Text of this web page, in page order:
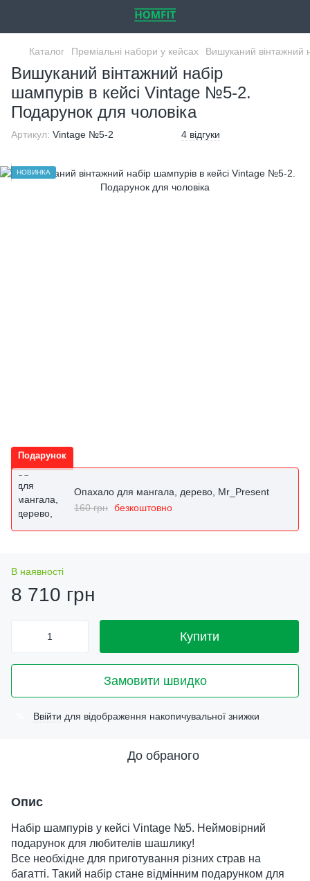
Каталог Преміальні набори у кейсах Вишуканий вінтажний
Вишуканий вінтажний набір
шампурів в кейсі Vintage №5-2.
Подарунок для чоловіка
Артикул: Vintage №5-2 4 відгуки
НОВИНКА
Подарунок
Опахало для мангала, дерево, Mr_Present
160 грн безкоштовно
В наявності
8 710 грн
Купити
Замовити швидко
Ввійти для відображення накопичувальної знижки
До обраного
Опис
Набір шампурів у кейсі Vintage №5. Неймовірний
подарунок для любителів шашлику!
Все необхідне для приготування різних страв на
багатті. Такий набір стане відмінним подарунком для